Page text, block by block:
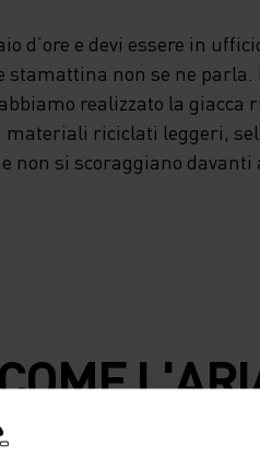
d’ore e devi essere in
non se ne parla.
realizzato la giacca
materiali riciclati leggeri,
non si scoraggiano davanti
asciugatura rapida per